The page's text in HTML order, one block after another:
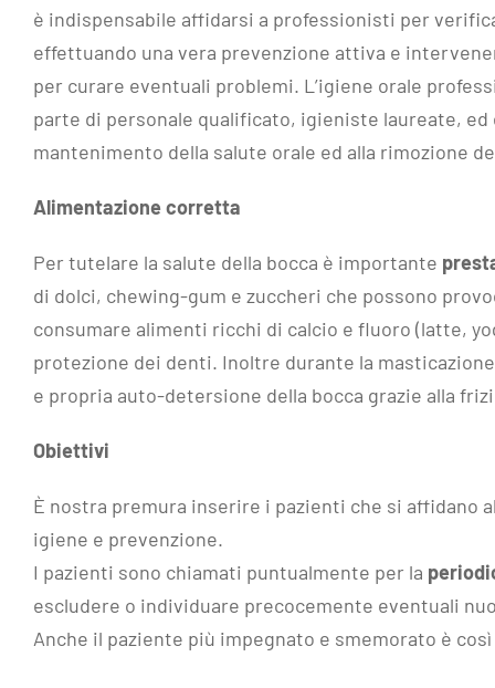
è indispensabile affidarsi a professionisti per
effettuando una vera prevenzione attiva e
per curare eventuali problemi. L’igiene orale
parte di personale qualificato, igieniste laureate, ed
mantenimento della salute orale ed alla rimozione
Alimentazione corretta
Per tutelare la salute della bocca è importante
di dolci, chewing-gum e zuccheri che possono
consumare alimenti ricchi di calcio e fluoro (latte,
protezione dei denti. Inoltre durante la
e propria auto-detersione della bocca grazie alla
Obiettivi
È nostra premura inserire i pazienti che si affidano
igiene e prevenzione.
I pazienti sono chiamati puntualmente per la
escludere o individuare precocemente eventuali
Anche il paziente più impegnato e smemorato è